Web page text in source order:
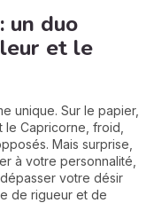
un duo
et le
unique. Sur le papier,
Capricorne, froid,
Mais surprise,
à votre personnalité,
votre désir
de rigueur et de